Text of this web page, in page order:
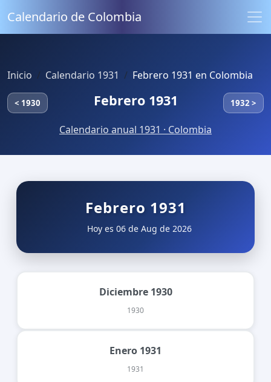
Calendario de Colombia
Inicio Calendario 1931 Febrero 1931 en Colombia
< 1930 Febrero 1931 1932 >
Calendario anual 1931 · Colombia
Febrero 1931
Hoy es 06 de Aug de 2026
Diciembre 1930
1930
Enero 1931
1931